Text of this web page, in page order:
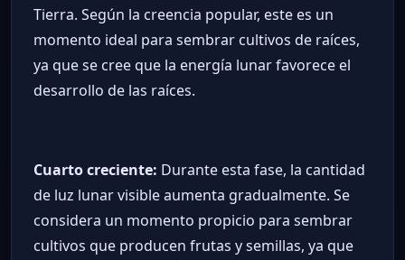
Tierra. Según la creencia popular, este es un
momento ideal para sembrar cultivos de raíces,
ya que se cree que la energía lunar favorece el
desarrollo de las raíces.
Cuarto creciente: Durante esta fase, la cantidad
de luz lunar visible aumenta gradualmente. Se
considera un momento propicio para sembrar
cultivos que producen frutas y semillas, ya que